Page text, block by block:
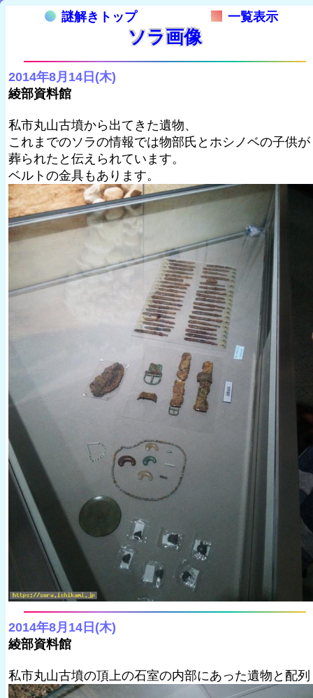
謎解きトップ 一覧表示
ソラ画像
2014年8月14日(木)
綾部資料館
私市丸山古墳から出てきた遺物、
これまでのソラの情報では物部氏とホシノベの子供が
葬られたと伝えられています。
ベルトの金具もあります。
2014年8月14日(木)
綾部資料館
私市丸山古墳の頂上の石室の内部にあった遺物と配列